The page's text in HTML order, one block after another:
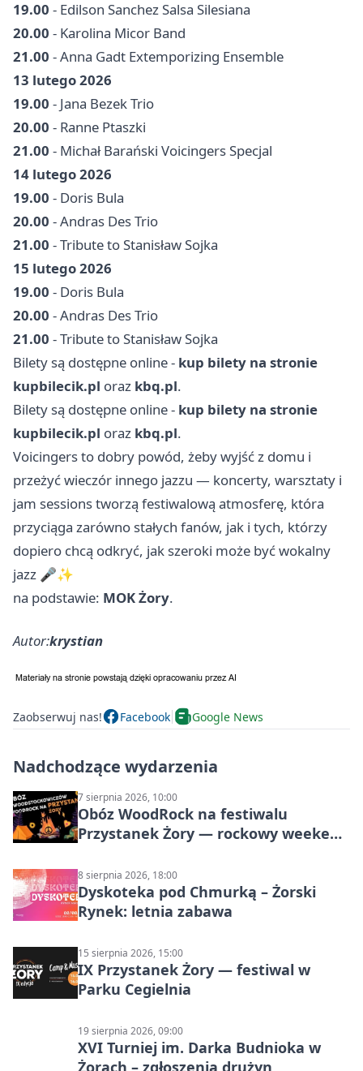
19.00 - Edilson Sanchez Salsa Silesiana
20.00 - Karolina Micor Band
21.00 - Anna Gadt Extemporizing Ensemble
13 lutego 2026
19.00 - Jana Bezek Trio
20.00 - Ranne Ptaszki
21.00 - Michał Barański Voicingers Specjal
14 lutego 2026
19.00 - Doris Bula
20.00 - Andras Des Trio
21.00 - Tribute to Stanisław Sojka
15 lutego 2026
19.00 - Doris Bula
20.00 - Andras Des Trio
21.00 - Tribute to Stanisław Sojka
Bilety są dostępne online - kup bilety na stronie
kupbilecik.pl oraz kbq.pl.
Bilety są dostępne online - kup bilety na stronie
kupbilecik.pl oraz kbq.pl.
Voicingers to dobry powód, żeby wyjść z domu i
przeżyć wieczór innego jazzu — koncerty, warsztaty i
jam sessions tworzą festiwalową atmosferę, która
przyciąga zarówno stałych fanów, jak i tych, którzy
dopiero chcą odkryć, jak szeroki może być wokalny
jazz 🎤✨
na podstawie: MOK Żory.
Autor:krystian
Zaobserwuj nas! Facebook Google News
Nadchodzące wydarzenia
7 sierpnia 2026, 10:00
Obóz WoodRock na festiwalu
Przystanek Żory — rockowy weekend
8 sierpnia 2026, 18:00
Dyskoteka pod Chmurką – Żorski
Rynek: letnia zabawa
15 sierpnia 2026, 15:00
IX Przystanek Żory — festiwal w
Parku Cegielnia
19 sierpnia 2026, 09:00
XVI Turniej im. Darka Budnioka w